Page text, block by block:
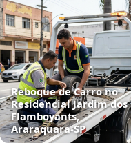
Reboque de Carro no
Residencial Jardim dos
Flamboyants,
Araraquara‑SP